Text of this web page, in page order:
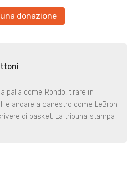
una donazione
palla come Rondo, tirare in
e andare a canestro come LeBron.
di basket. La tribuna stampa